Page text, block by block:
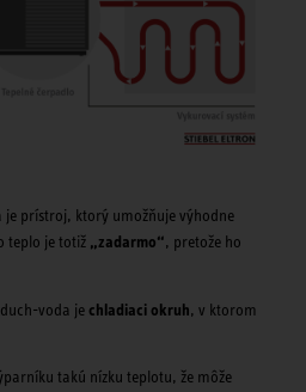
je prístroj, ktorý umožňuje výhodne
teplo je totiž „zadarmo“, pretože ho
voda je chladiaci okruh, v ktorom
takú nízku teplotu, že môže